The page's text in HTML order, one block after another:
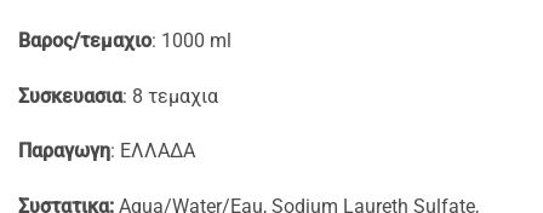
Βαρος/τεμαχιο: 1000 ml
Συσκευασια: 8 τεμαχια
Παραγωγη: ΕΛΛΑΔΑ
Συστατικα: Aqua/Water/Eau, Sodium Laureth Sulfate,